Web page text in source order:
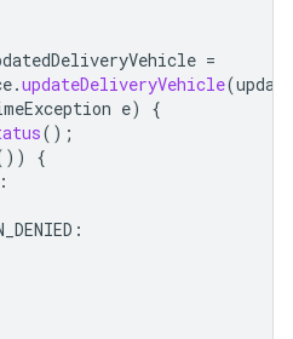
=
.updateDeliveryVehicle(
e)
{
();
{
:
: